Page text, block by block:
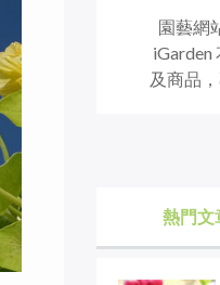
園藝網
iGarden
及商品
熱門文